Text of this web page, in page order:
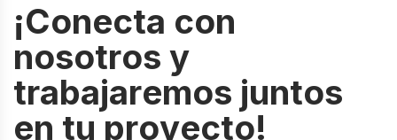
¡Conecta con
nosotros y
trabajaremos juntos
en tu proyecto!